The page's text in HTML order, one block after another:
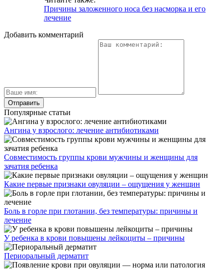
Причины заложенного носа без насморка и его
лечение
Добавить комментарий
Популярные статьи
Ангина у взрослого: лечение антибиотиками
Совместимость группы крови мужчины и женщины для
зачатия ребенка
Какие первые признаки овуляции – ощущения у женщин
Боль в горле при глотании, без температуры: причины и
лечение
У ребенка в крови повышены лейкоциты – причины
Периоральный дерматит